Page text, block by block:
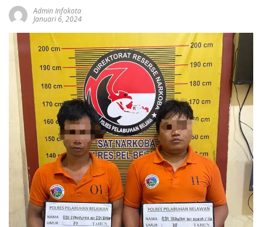
Admin Infokota
Januari 6, 2024